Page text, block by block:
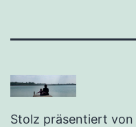
Stolz präsentiert von